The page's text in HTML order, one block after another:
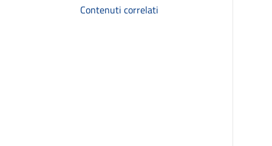
Contenuti correlati